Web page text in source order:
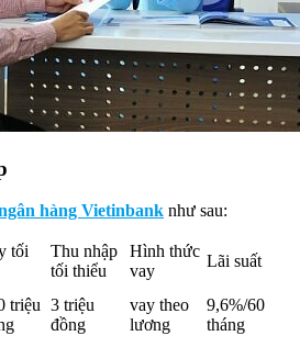
hàng Vietinbank như sau:
tối
Thu nhập
tối thiểu
Hình thức
vay
Lãi suất
triệu 3 triệu
đồng
vay theo
lương
9,6%/60
tháng